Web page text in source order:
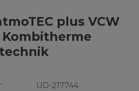
plus VCW
Kombitherme
UD-217744